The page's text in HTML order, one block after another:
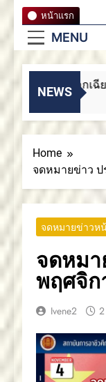
สถาบันการอาชี
สถาบันกา
สถาบันการอาชี
2 ประกาศ
ขอแสดงความ
อาชีว
สถาบันการอา
MENU
หน้าแรก
NEWS
คตะวันออกเฉียงเ
Home
จดหมายข่าว ป
จดหมายข่าวห
จดหมา
พฤศจิก
Ivene2